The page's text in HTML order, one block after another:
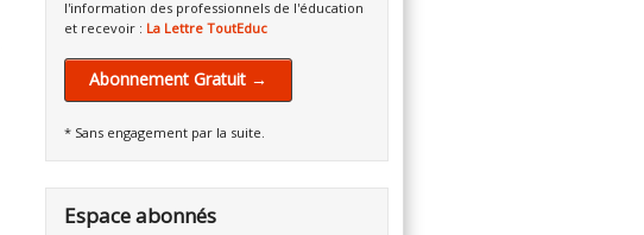
l'information des professionnels de l'éducation
et recevoir : La Lettre ToutEduc
Abonnement Gratuit →
* Sans engagement par la suite.
Espace abonnés